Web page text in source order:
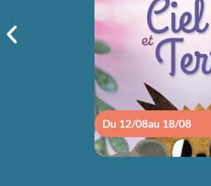
Du 12/08au 18/08
sam